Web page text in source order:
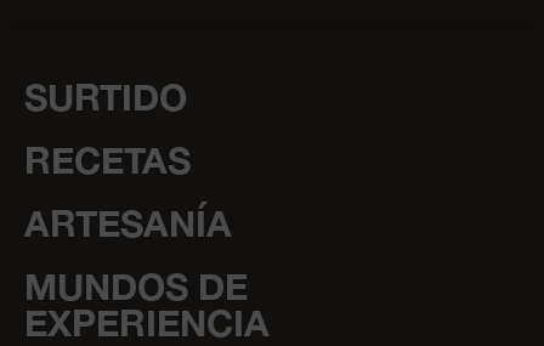
SURTIDO
RECETAS
ARTESANÍA
MUNDOS DE
EXPERIENCIA